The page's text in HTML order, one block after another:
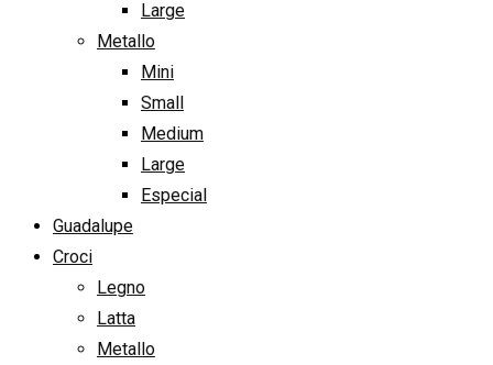
Large
Metallo
Mini
Small
Medium
Large
Especial
Guadalupe
Croci
Legno
Latta
Metallo